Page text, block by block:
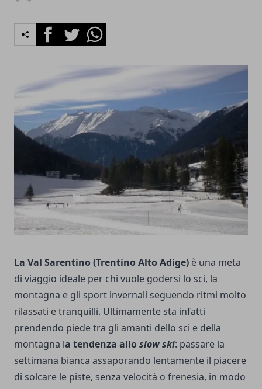
FacebookTwitterWhatsapp
La Val Sarentino (Trentino Alto Adige) è una meta
di viaggio ideale per chi vuole godersi lo sci, la
montagna e gli sport invernali seguendo ritmi molto
rilassati e tranquilli. Ultimamente sta infatti
prendendo piede tra gli amanti dello sci e della
montagna la tendenza allo slow ski: passare la
settimana bianca assaporando lentamente il piacere
di solcare le piste, senza velocità o frenesia, in modo